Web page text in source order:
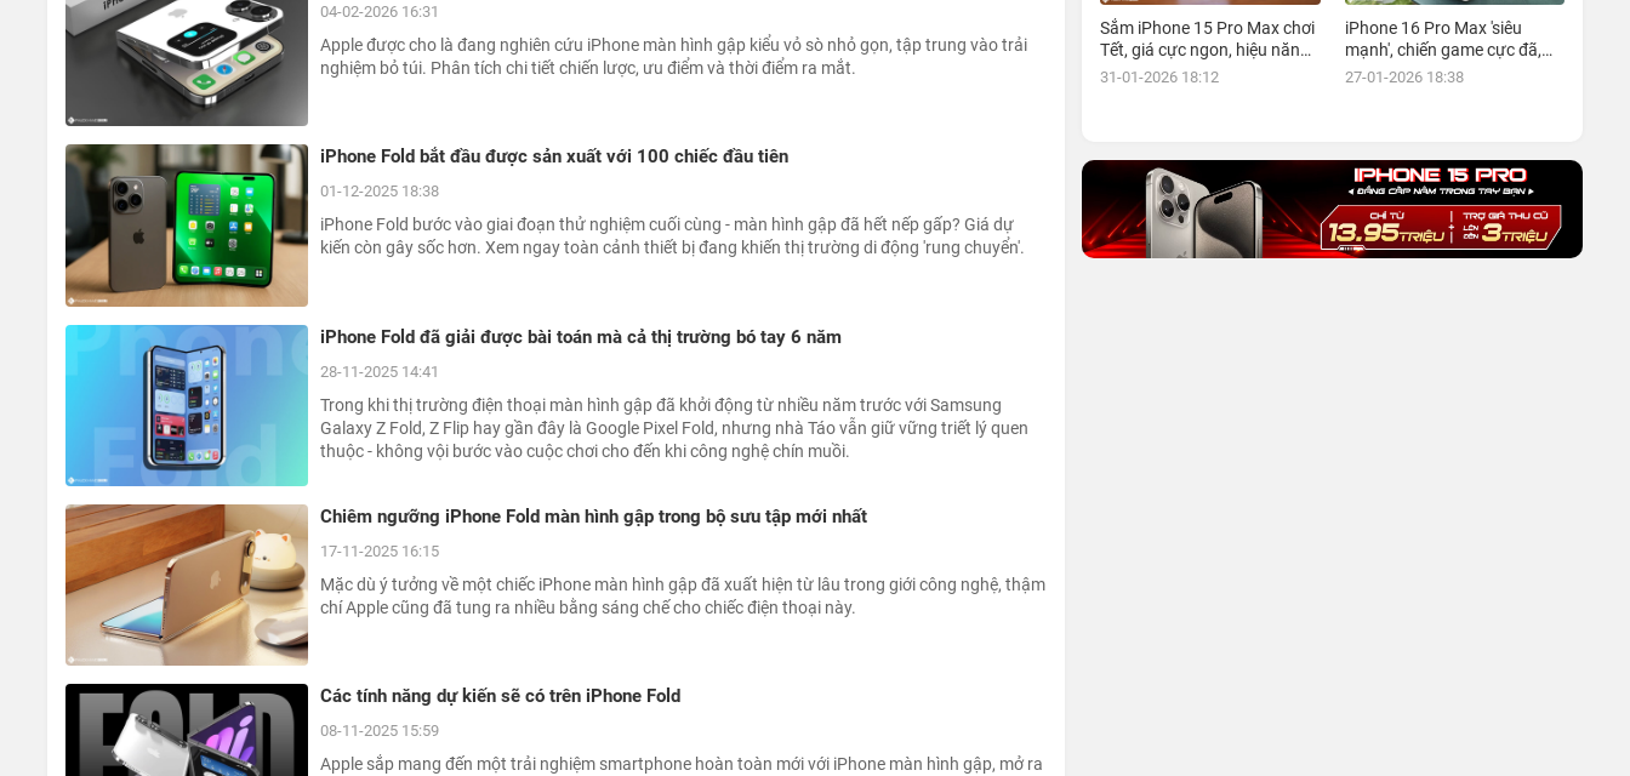
04-02-2026 16:31
Apple được cho là đang nghiên cứu iPhone màn hình gập kiểu vỏ sò nhỏ gọn, tập trung vào trải
nghiệm bỏ túi. Phân tích chi tiết chiến lược, ưu điểm và thời điểm ra mắt.
iPhone Fold bắt đầu được sản xuất với 100 chiếc đầu tiên
01-12-2025 18:38
iPhone Fold bước vào giai đoạn thử nghiệm cuối cùng - màn hình gập đã hết nếp gấp? Giá dự
kiến còn gây sốc hơn. Xem ngay toàn cảnh thiết bị đang khiến thị trường di động 'rung chuyển'.
iPhone Fold đã giải được bài toán mà cả thị trường bó tay 6 năm
28-11-2025 14:41
Trong khi thị trường điện thoại màn hình gập đã khởi động từ nhiều năm trước với Samsung
Galaxy Z Fold, Z Flip hay gần đây là Google Pixel Fold, nhưng nhà Táo vẫn giữ vững triết lý quen
thuộc - không vội bước vào cuộc chơi cho đến khi công nghệ chín muồi.
Chiêm ngưỡng iPhone Fold màn hình gập trong bộ sưu tập mới nhất
17-11-2025 16:15
Mặc dù ý tưởng về một chiếc iPhone màn hình gập đã xuất hiện từ lâu trong giới công nghệ, thậm
chí Apple cũng đã tung ra nhiều bằng sáng chế cho chiếc điện thoại này.
Các tính năng dự kiến sẽ có trên iPhone Fold
08-11-2025 15:59
Apple sắp mang đến một trải nghiệm smartphone hoàn toàn mới với iPhone màn hình gập, mở ra
Sắm iPhone 15 Pro Max chơi
Tết, giá cực ngon, hiệu năng
đỉnh, kèm nhiều ưu đãi, mua
31-01-2026 18:12
iPhone 16 Pro Max 'siêu
mạnh', chiến game cực đã,
giá siêu hợp lý, mua ngay!
27-01-2026 18:38